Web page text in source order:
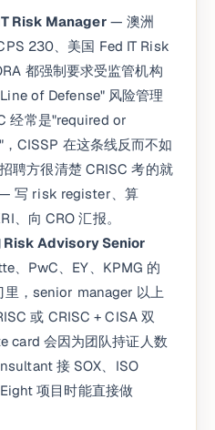
Risk Manager— 澳洲
230、美国 Fed IT Risk
都强制要求受监管机构
of Defense" 风险管理
经常是"required or
CISSP 在这条线反而不如
聘方很清楚 CRISC 考的就
写 risk register、算
、向 CRO 汇报。
Risk Advisory Senior
、PwC、EY、KPMG 的
，senior manager 以上
或 CRISC + CISA 双
card 会因为团队持证人数
接 SOX、ISO
项目时能直接做